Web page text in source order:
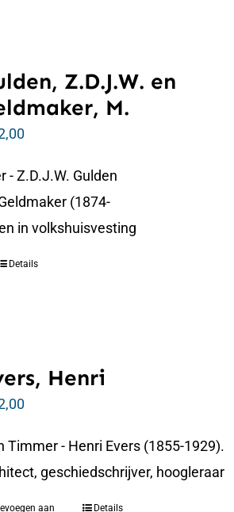
Z.D.J.W. en
M.
- Z.D.J.W. Gulden
(1874-
in volkshuisvesting
Details
Henri
Timmer - Henri Evers (1855-1929).
geschiedschrijver, hoogleraar
aan Details